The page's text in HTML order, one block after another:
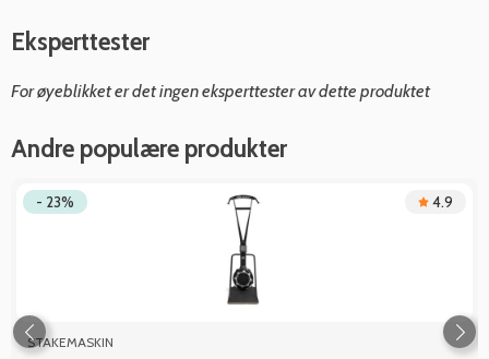
Eksperttester
For øyeblikket er det ingen eksperttester av dette produktet
Andre populære produkter
- 23% 4.9
STAKEMASKIN